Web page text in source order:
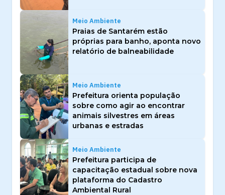
Meio Ambiente
Praias de Santarém estão
próprias para banho, aponta novo
relatório de balneabilidade
Meio Ambiente
Prefeitura orienta população
sobre como agir ao encontrar
animais silvestres em áreas
urbanas e estradas
Meio Ambiente
Prefeitura participa de
capacitação estadual sobre nova
plataforma do Cadastro
Ambiental Rural